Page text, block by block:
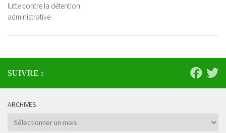
lutte contre la détention
administrative
SUIVRE :
ARCHIVES
Archives